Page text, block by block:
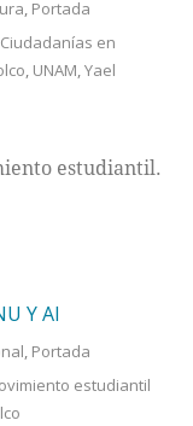
, Portada
en
, UNAM,Yael
estudiantil.
Y AI
, Portada
estudiantil